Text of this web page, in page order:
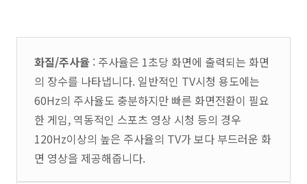
화질/주사율 : 주사율은 1초당 화면에 출력되는 화면
의 장수를 나타냅니다. 일반적인 TV시청 용도에는
60Hz의 주사율도 충분하지만 빠른 화면전환이 필요
한 게임, 역동적인 스포츠 영상 시청 등의 경우
120Hz이상의 높은 주사율의 TV가 보다 부드러운 화
면 영상을 제공해줍니다.